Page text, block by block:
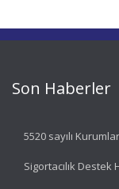
Son Haberler
5520 sayılı
Sigortacılık